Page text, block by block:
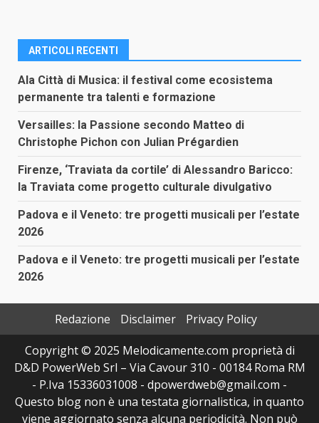
ARTICOLI RECENTI
Ala Città di Musica: il festival come ecosistema
permanente tra talenti e formazione
Versailles: la Passione secondo Matteo di
Christophe Pichon con Julian Prégardien
Firenze, ‘Traviata da cortile’ di Alessandro Baricco:
la Traviata come progetto culturale divulgativo
Padova e il Veneto: tre progetti musicali per l’estate
2026
Padova e il Veneto: tre progetti musicali per l’estate
2026
Redazione Disclaimer
Privacy Policy
Copyright © 2025 Melodicamente.com proprietà di
D&D PowerWeb Srl – Via Cavour 310 - 00184 Roma RM
- P.Iva 15336031008 - dpowerdweb@gmail.com -
Questo blog non è una testata giornalistica, in quanto
viene aggiornato senza alcuna periodicità. Non può